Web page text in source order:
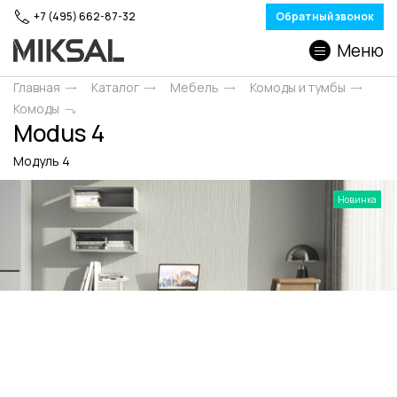
+7 (495) 662-87-32 Обратный звонок
Меню
Главная Каталог Мебель
Комоды и тумбы
Комоды
Modus 4
Модуль 4
Новинка